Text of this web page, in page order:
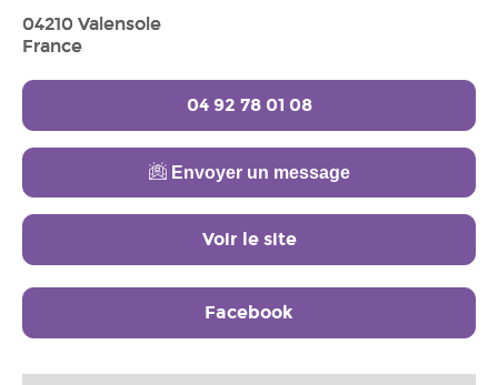
04210 Valensole
France
04 92 78 01 08
Envoyer un message
Voir le site
Facebook